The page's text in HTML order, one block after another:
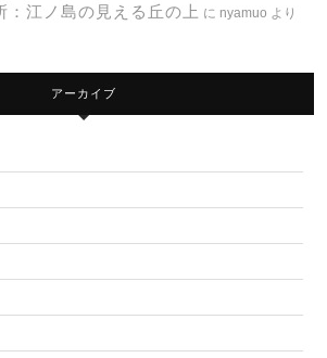
：江ノ島の見える丘の上 に nyamuo より
アーカイブ